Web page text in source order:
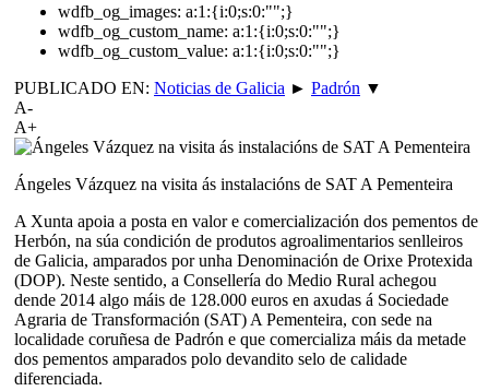
wdfb_og_images: a:1:{i:0;s:0:"";}
wdfb_og_custom_name: a:1:{i:0;s:0:"";}
wdfb_og_custom_value: a:1:{i:0;s:0:"";}
PUBLICADO EN: Noticias de Galicia ► Padrón ▼
A-
A+
Ángeles Vázquez na visita ás instalacións de SAT A Pementeira
A Xunta apoia a posta en valor e comercialización dos pementos de
Herbón, na súa condición de produtos agroalimentarios senlleiros
de Galicia, amparados por unha Denominación de Orixe Protexida
(DOP). Neste sentido, a Consellería do Medio Rural achegou
dende 2014 algo máis de 128.000 euros en axudas á Sociedade
Agraria de Transformación (SAT) A Pementeira, con sede na
localidade coruñesa de Padrón e que comercializa máis da metade
dos pementos amparados polo devandito selo de calidade
diferenciada.